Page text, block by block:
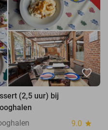
favorite_border
(2,5 uur) bij
9.0 star